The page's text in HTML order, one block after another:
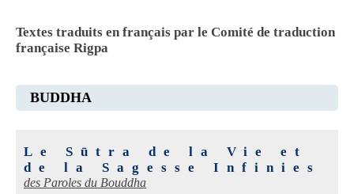
Textes traduits en français par le Comité de traduction
française Rigpa
BUDDHA
Le Sūtra de la Vie et
de la Sagesse Infinies
des Paroles du Bouddha